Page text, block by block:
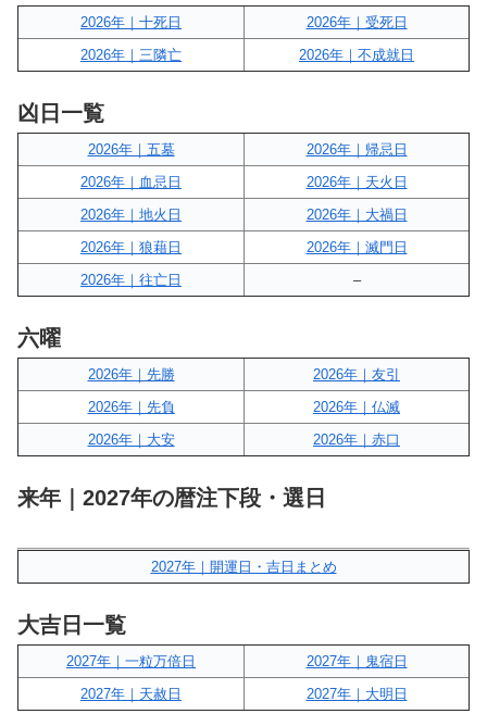
2026年｜十死日
2026年｜受死日
2026年｜三隣亡
2026年｜不成就日
凶日一覧
2026年｜五墓
2026年｜帰忌日
2026年｜血忌日
2026年｜天火日
2026年｜地火日
2026年｜大禍日
2026年｜狼藉日
2026年｜滅門日
2026年｜往亡日
–
六曜
2026年｜先勝
2026年｜友引
2026年｜先負
2026年｜仏滅
2026年｜大安
2026年｜赤口
来年｜2027年の暦注下段・選日
2027年｜開運日・吉日まとめ
大吉日一覧
2027年｜一粒万倍日
2027年｜鬼宿日
2027年｜天赦日
2027年｜大明日